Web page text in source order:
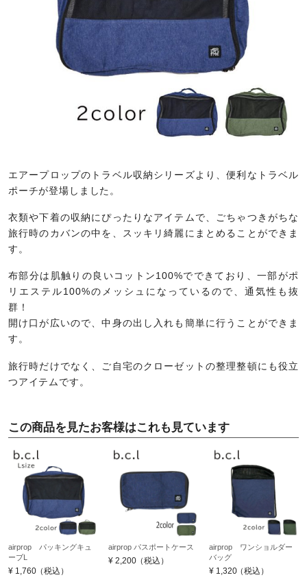
エアープロップのトラベル収納シリーズより、便利なトラベル
ポーチが登場しました。
衣類や下着の収納にぴったりなアイテムで、ごちゃつきがちな
旅行時のカバンの中を、スッキリ綺麗にまとめることができま
す。
布部分は肌触りの良いコットン100%でできており、一部がポ
リエステル100%のメッシュになっているので、通気性も抜
群！
開け口が広いので、中身の出し入れも簡単に行うことができま
す。
旅行時だけでなく、ご自宅のクローゼットの整理整頓にも役立
つアイテムです。
この商品を見たお客様はこれも見ています
airprop パッキングキュ
ーブL
¥ 1,760（税込）
airprop パスポートケース
¥ 2,200（税込）
airprop ワンショルダー
バッグ
¥ 1,320（税込）